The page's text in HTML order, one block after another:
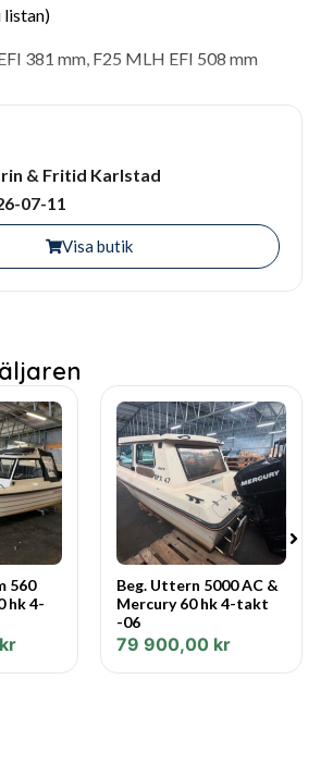
listan)
381 mm, F25 MLH EFI 508 mm
5800 RPM
i listan)
cc
l
i listan)
TILL MOTOROLJA &
4-TAKT inkl riggingkit
& Fritid Karlstad
07-11
Visa butik
560
hk 4-
kr
Beg. Uttern 5000 AC &
Mercury 60 hk 4-takt
-06
79 900,00 kr